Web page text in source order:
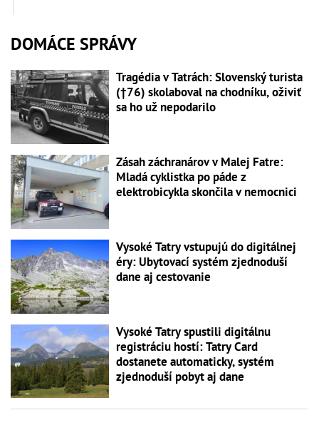
DOMÁCE SPRÁVY
Tragédia v Tatrách: Slovenský turista
(†76) skolaboval na chodníku, oživiť
sa ho už nepodarilo
Zásah záchranárov v Malej Fatre:
Mladá cyklistka po páde z
elektrobicykla skončila v nemocnici
Vysoké Tatry vstupujú do digitálnej
éry: Ubytovací systém zjednoduší
dane aj cestovanie
Vysoké Tatry spustili digitálnu
registráciu hostí: Tatry Card
dostanete automaticky, systém
zjednoduší pobyt aj dane